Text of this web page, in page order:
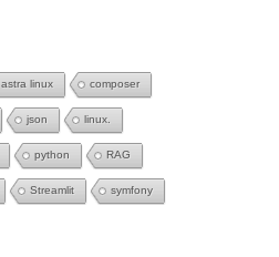
astra linux composer
json linux.
python RAG
Streamlit symfony